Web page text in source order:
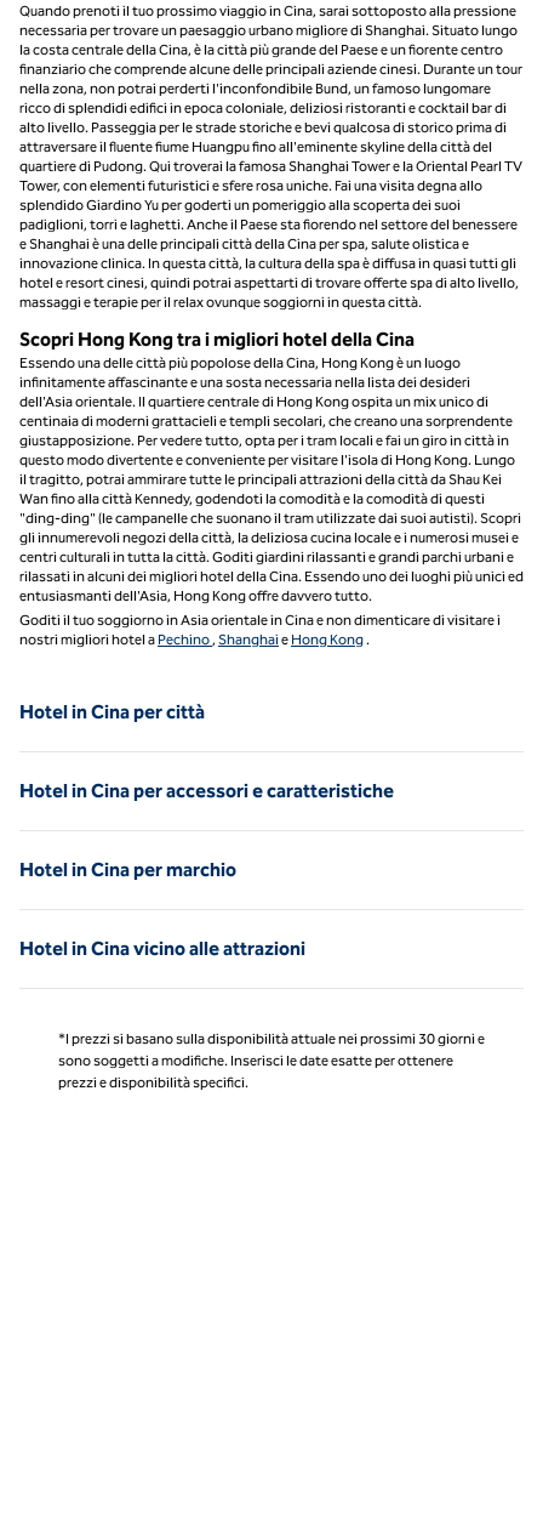
Quando prenoti il tuo prossimo viaggio in Cina, sarai sottoposto alla pressione
necessaria per trovare un paesaggio urbano migliore di Shanghai. Situato lungo
la costa centrale della Cina, è la città più grande del Paese e un fiorente centro
finanziario che comprende alcune delle principali aziende cinesi. Durante un tour
nella zona, non potrai perderti l'inconfondibile Bund, un famoso lungomare
ricco di splendidi edifici in epoca coloniale, deliziosi ristoranti e cocktail bar di
alto livello. Passeggia per le strade storiche e bevi qualcosa di storico prima di
attraversare il fluente fiume Huangpu fino all'eminente skyline della città del
quartiere di Pudong. Qui troverai la famosa Shanghai Tower e la Oriental Pearl TV
Tower, con elementi futuristici e sfere rosa uniche. Fai una visita degna allo
splendido Giardino Yu per goderti un pomeriggio alla scoperta dei suoi
padiglioni, torri e laghetti. Anche il Paese sta fiorendo nel settore del benessere
e Shanghai è una delle principali città della Cina per spa, salute olistica e
innovazione clinica. In questa città, la cultura della spa è diffusa in quasi tutti gli
hotel e resort cinesi, quindi potrai aspettarti di trovare offerte spa di alto livello,
massaggi e terapie per il relax ovunque soggiorni in questa città.
Scopri Hong Kong tra i migliori hotel della Cina
Essendo una delle città più popolose della Cina, Hong Kong è un luogo
infinitamente affascinante e una sosta necessaria nella lista dei desideri
dell'Asia orientale. Il quartiere centrale di Hong Kong ospita un mix unico di
centinaia di moderni grattacieli e templi secolari, che creano una sorprendente
giustapposizione. Per vedere tutto, opta per i tram locali e fai un giro in città in
questo modo divertente e conveniente per visitare l'isola di Hong Kong. Lungo
il tragitto, potrai ammirare tutte le principali attrazioni della città da Shau Kei
Wan fino alla città Kennedy, godendoti la comodità e la comodità di questi
"ding-ding" (le campanelle che suonano il tram utilizzate dai suoi autisti). Scopri
gli innumerevoli negozi della città, la deliziosa cucina locale e i numerosi musei e
centri culturali in tutta la città. Goditi giardini rilassanti e grandi parchi urbani e
rilassati in alcuni dei migliori hotel della Cina. Essendo uno dei luoghi più unici ed
entusiasmanti dell'Asia, Hong Kong offre davvero tutto.
Goditi il tuo soggiorno in Asia orientale in Cina e non dimenticare di visitare i
nostri migliori hotel a Pechino , Shanghaie Hong Kong .
Hotel in Cina per città
Hotel in Cina per accessori e caratteristiche
Hotel in Cina per marchio
Hotel in Cina vicino alle attrazioni
*I prezzi si basano sulla disponibilità attuale nei prossimi 30 giorni e
sono soggetti a modifiche. Inserisci le date esatte per ottenere
prezzi e disponibilità specifici.